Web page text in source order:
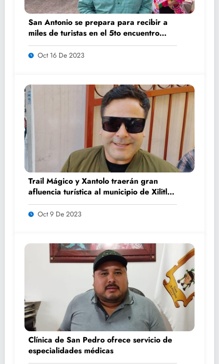
San Antonio se prepara para recibir a
miles de turistas en el 5to encuentro
K’AILEM
Oct 16 De 2023
Trail Mágico y Xantolo traerán gran
afluencia turística al municipio de Xilitla:
Benjamín Luna
Oct 9 De 2023
Clínica de San Pedro ofrece servicio de
especialidades médicas